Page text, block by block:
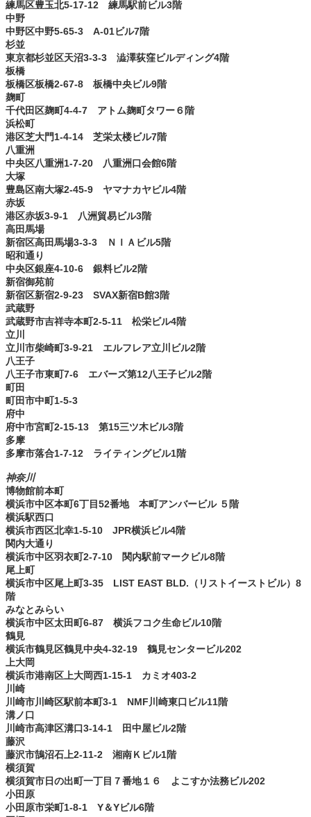
練馬区豊玉北5-17-12 練馬駅前ビル3階
中野
中野区中野5-65-3 A-01ビル7階
杉並
東京都杉並区天沼3-3-3 澁澤荻窪ビルディング4階
板橋
板橋区板橋2-67-8 板橋中央ビル9階
麹町
千代田区麹町4-4-7 アトム麹町タワー６階
浜松町
港区芝大門1-4-14 芝栄太楼ビル7階
八重洲
中央区八重洲1-7-20 八重洲口会館6階
大塚
豊島区南大塚2-45-9 ヤマナカヤビル4階
赤坂
港区赤坂3-9-1 八洲貿易ビル3階
高田馬場
新宿区高田馬場3-3-3 ＮＩＡビル5階
昭和通り
中央区銀座4-10-6 銀料ビル2階
新宿御苑前
新宿区新宿2-9-23 SVAX新宿B館3階
武蔵野
武蔵野市吉祥寺本町2-5-11 松栄ビル4階
立川
立川市柴崎町3-9-21 エルフレア立川ビル2階
八王子
八王子市東町7-6 エバーズ第12八王子ビル2階
町田
町田市中町1-5-3
府中
府中市宮町2-15-13 第15三ツ木ビル3階
多摩
多摩市落合1-7-12 ライティングビル1階
神奈川
博物館前本町
横浜市中区本町6丁目52番地 本町アンバービル ５階
横浜駅西口
横浜市西区北幸1-5-10 JPR横浜ビル4階
関内大通り
横浜市中区羽衣町2-7-10 関内駅前マークビル8階
尾上町
横浜市中区尾上町3-35 LIST EAST BLD.（リストイーストビル）8
階
みなとみらい
横浜市中区太田町6-87 横浜フコク生命ビル10階
鶴見
横浜市鶴見区鶴見中央4-32-19 鶴見センタービル202
上大岡
横浜市港南区上大岡西1-15-1 カミオ403-2
川崎
川崎市川崎区駅前本町3-1 NMF川崎東口ビル11階
溝ノ口
川崎市高津区溝口3-14-1 田中屋ビル2階
藤沢
藤沢市鵠沼石上2-11-2 湘南Ｋビル1階
横須賀
横須賀市日の出町一丁目７番地１６ よこすか法務ビル202
小田原
小田原市栄町1-8-1 Y＆Yビル6階